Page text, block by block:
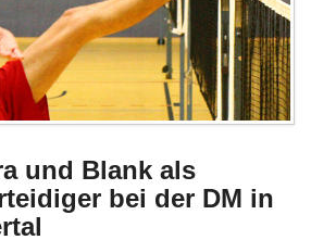
und Blank als
bei der DM in